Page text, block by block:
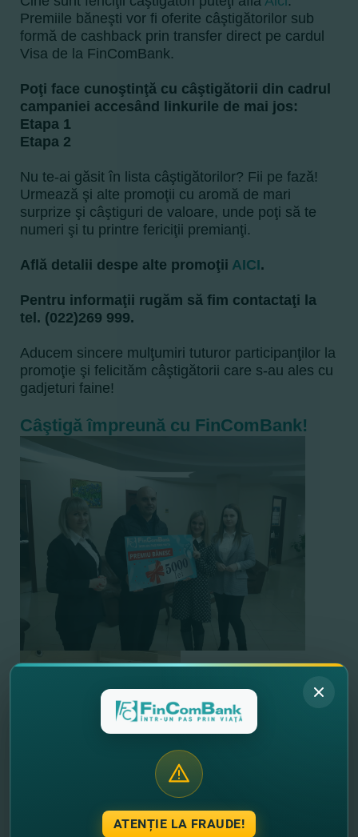
Premiile băneşti vor fi oferite câştigătorilor sub
formă de cashback prin transfer direct pe cardul
Visa de la FinComBank.
Poţi face cunoştinţă cu câştigătorii din cadrul
campaniei accesând linkurile de mai jos:
Etapa 1
Etapa 2
Nu te-ai găsit în lista câştigătorilor? Fii pe fază!
Urmează şi alte promoţii cu aromă de mari
surprize şi câştiguri de valoare, unde poţi să te
numeri şi tu printre fericiţii premianţi.
Află detalii despe alte promoţii AICI.
Pentru informaţii rugăm să fim contactaţi la
tel. (022)269 999.
Aducem sincere mulţumiri tuturor participanţilor la
promoţie şi felicităm câştigătorii care s-au ales cu
gadjeturi faine!
Câştigă împreună cu FinComBank!
ATENȚIE LA FRAUDE!